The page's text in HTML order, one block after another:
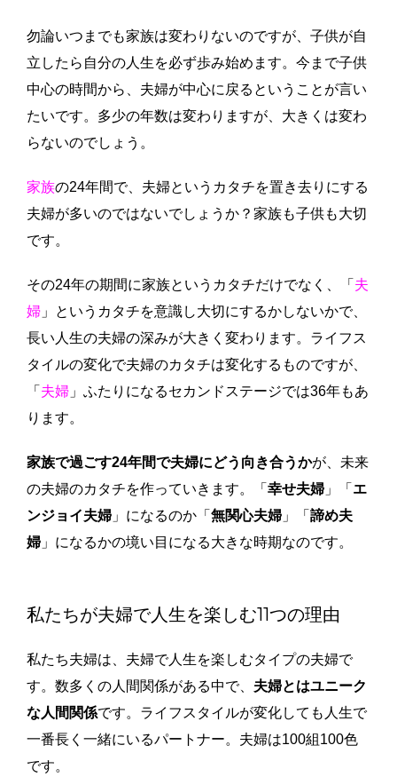
勿論いつまでも家族は変わりないのですが、子供が自
立したら自分の人生を必ず歩み始めます。今まで子供
中心の時間から、夫婦が中心に戻るということが言い
たいです。多少の年数は変わりますが、大きくは変わ
らないのでしょう。
家族の24年間で、夫婦というカタチを置き去りにする
夫婦が多いのではないでしょうか？家族も子供も大切
です。
その24年の期間に家族というカタチだけでなく、「 夫
婦 」というカタチを意識し大切にするかしないかで、
長い人生の夫婦の深みが大きく変わります。ライフス
タイルの変化で夫婦のカタチは変化するものですが、
「 夫婦 」ふたりになるセカンドステージでは36年もあ
ります。
家族で過ごす24年間で夫婦にどう向き合うかが、未来
の夫婦のカタチを作っていきます。「 幸せ夫婦 」「 エ
ンジョイ夫婦 」になるのか「 無関心夫婦 」「 諦め夫
婦 」になるかの境い目になる大きな時期なのです。
私たちが夫婦で人生を楽しむ11つの理由
私たち夫婦は、夫婦で人生を楽しむタイプの夫婦で
す。数多くの人間関係がある中で、 夫婦とはユニーク
な人間関係です。ライフスタイルが変化しても人生で
一番長く一緒にいるパートナー。夫婦は100組100色
です。